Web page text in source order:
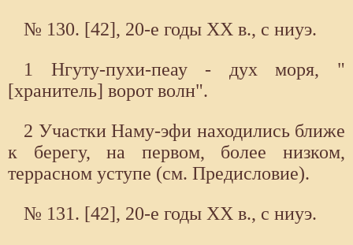
№ 130. [42], 20-е годы XX в., с ниуэ.
1 Нгуту-пухи-пеау - дух моря, "
[хранитель] ворот волн".
2 Участки Наму-эфи находились ближе
к берегу, на первом, более низком,
террасном уступе (см. Предисловие).
№ 131. [42], 20-е годы XX в., с ниуэ.